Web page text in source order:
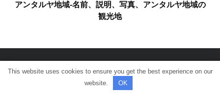
アンタルヤ地域-名前、説明、写真、アンタルヤ地域の
観光地
© 全著作権所有。
This website uses cookies to ensure you get the best experience on our
website.
OK